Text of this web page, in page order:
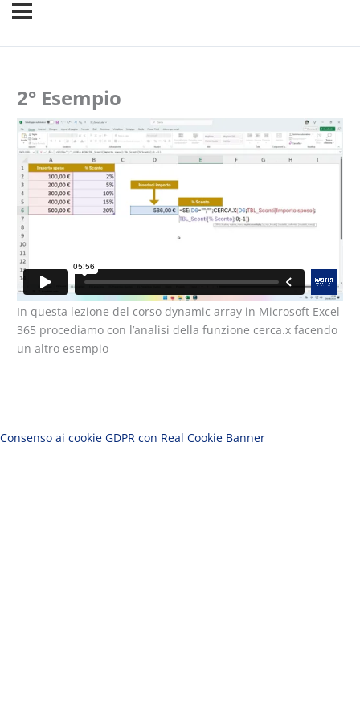
2° Esempio
In questa lezione del corso dynamic array in Microsoft Excel
365 procediamo con l’analisi della funzione cerca.x facendo
un altro esempio
Consenso ai cookie GDPR con Real Cookie Banner